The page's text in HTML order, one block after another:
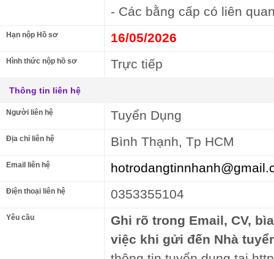
- Các bằng cấp có liên
Hạn nộp Hồ sơ 16/05/2026
Hình thức nộp hồ sơ Trực tiếp
Thông tin liên hệ
Người liên hệ Tuyển Dụng
Địa chỉ liên hệ Bình Thạnh, Tp HCM
Email liên hệ
Điện thoại liên hệ 0353355104
Yêu cầu
Ghi rõ trong Email, CV,
việc khi gửi đến Nhà